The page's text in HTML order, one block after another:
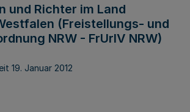
und Richter im Land
(Freistellungs- und
NRW - FrUrlV NRW)
19. Januar 2012